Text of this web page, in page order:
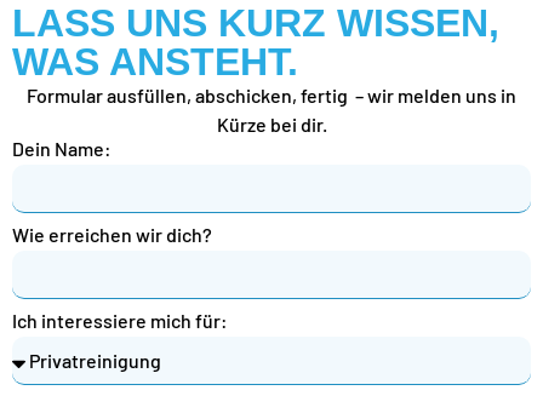
LASS UNS KURZ WISSEN,
WAS ANSTEHT.
Formular ausfüllen, abschicken, fertig – wir melden uns in
Kürze bei dir.
Dein Name:
Wie erreichen wir dich?
Ich interessiere mich für: